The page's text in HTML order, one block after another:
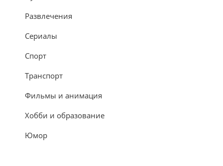
Развлечения
Сериалы
Спорт
Транспорт
Фильмы и анимация
Хобби и образование
Юмор